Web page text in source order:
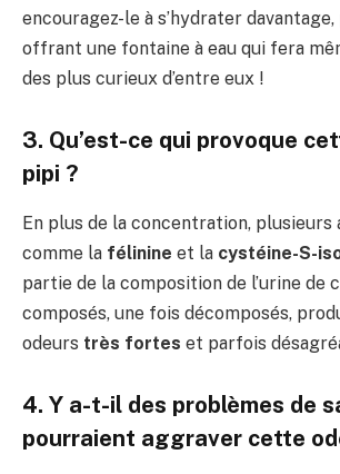
encouragez-le à s’hydrater
offrant une fontaine à eau qui fera
des plus curieux d’entre eux !
3. Qu’est-ce qui provoque
pipi ?
En plus de la concentration, plusieurs
comme la félinine et la cystéine-S-
partie de la composition de l’urine de
composés, une fois décomposés,
odeurs très fortes et parfois
4. Y a-t-il des problèmes de
pourraient aggraver cette